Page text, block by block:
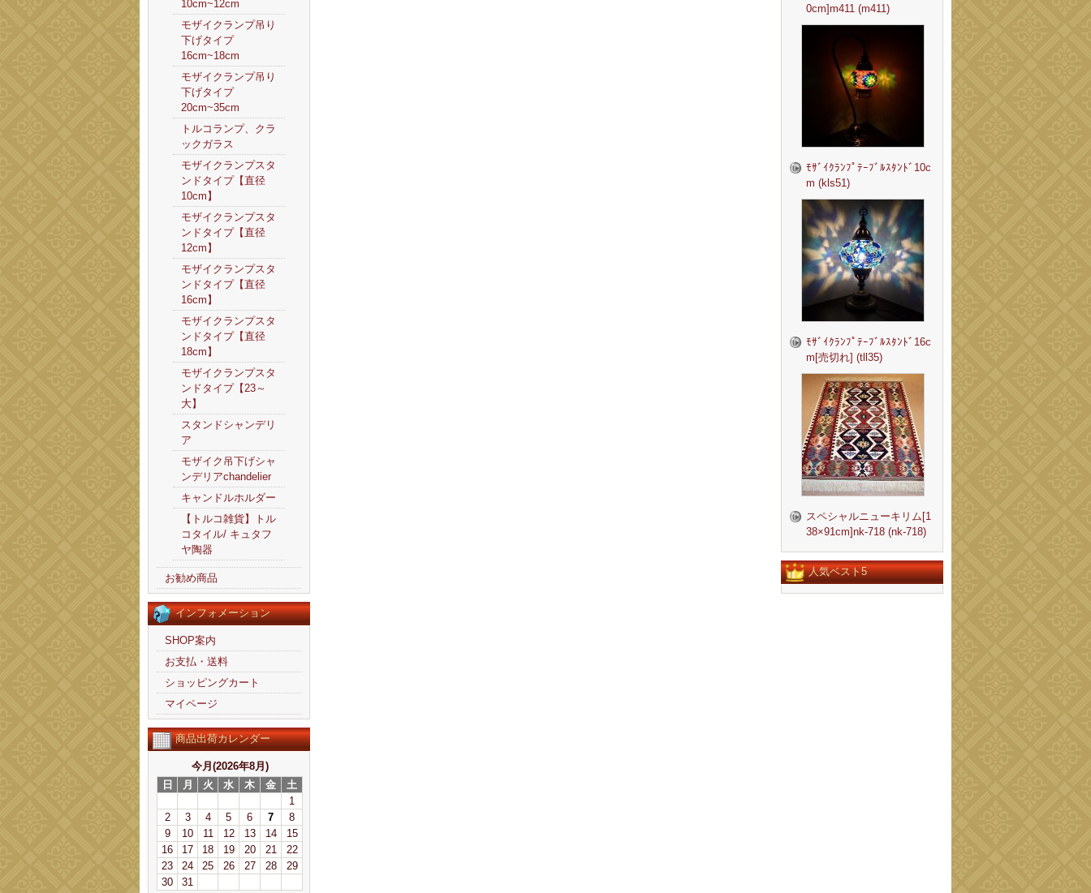
10cm~12cm
モザイクランプ吊り
下げタイプ
16cm~18cm
モザイクランプ吊り
下げタイプ
20cm~35cm
トルコランプ、クラ
ックガラス
モザイクランプスタ
ンドタイプ【直径
10cm】
モザイクランプスタ
ンドタイプ【直径
12cm】
モザイクランプスタ
ンドタイプ【直径
16cm】
モザイクランプスタ
ンドタイプ【直径
18cm】
モザイクランプスタ
ンドタイプ【23～
大】
スタンドシャンデリ
ア
モザイク吊下げシャ
ンデリアchandelier
キャンドルホルダー
【トルコ雑貨】トル
コタイル/ キュタフ
ヤ陶器
お勧め商品
インフォメーション
SHOP案内
お支払・送料
ショッピングカート
マイページ
商品出荷カレンダー
今月(2026年8月)
日
月 火 水 木 金
土
1
2
3 4 5 6 7
8
9
10 11 12 13 14
15
16
17 18 19 20 21
22
23
24 25 26 27 28
29
30
31
0cm]m411 (m411)
ﾓｻﾞｲｸﾗﾝﾌﾟﾃｰﾌﾞﾙｽﾀﾝﾄﾞ10c
m (kls51)
ﾓｻﾞｲｸﾗﾝﾌﾟﾃｰﾌﾞﾙｽﾀﾝﾄﾞ16c
m[売切れ] (tll35)
スペシャルニューキリム[1
38×91cm]nk-718 (nk-718)
人気ベスト5